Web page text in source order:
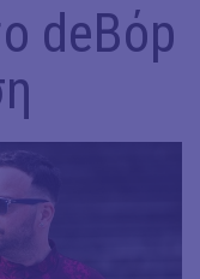
deBόp